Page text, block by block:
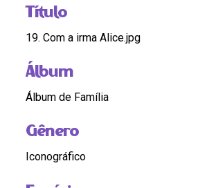
Título
19. Com a irma Alice.jpg
Álbum
Álbum de Família
Gênero
Iconográfico